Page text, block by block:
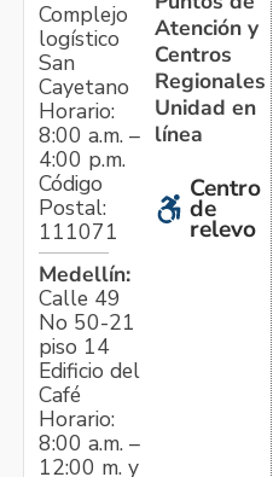
Complejo
logístico
San
Cayetano
Horario:
8:00 a.m. –
4:00 p.m.
Código
Postal:
111071
Medellín:
Calle 49
No 50-21
piso 14
Edificio del
Café
Horario:
8:00 a.m. –
12:00 m. y
Atención y
Centros
Regionales
Unidad en
línea
Centro
de
relevo